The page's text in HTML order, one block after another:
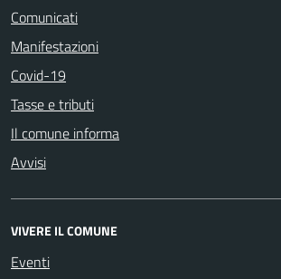
Comunicati
Manifestazioni
Covid-19
Tasse e tributi
Il comune informa
Avvisi
VIVERE IL COMUNE
Eventi